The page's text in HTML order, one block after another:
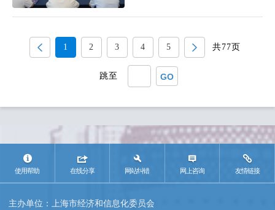
中国海洋石油长三角区域企业协
调组主办，共吸引来自长三角区
域的8家单位11支队伍参加。竞
赛设置理论知识、实操技能...
1 2 3 4 5 共77页
跳至 GO
使用帮助 在线分享 网站纠错 网上咨询 友情链接
主办单位：上海市经济和信息化委员会